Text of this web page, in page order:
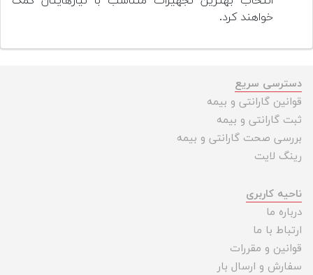
خواهند کرد.
دسترسی سریع
قوانین گارانتی و بیمه
ثبت گارانتی و بیمه
بررسی صحت گارانتی و بیمه
رینگ لایت
ناحیه کاربری
درباره ما
ارتباط با ما
قوانین و مقررات
سفارش و ارسال بار